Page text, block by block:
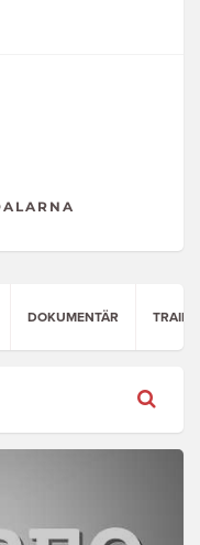
DOKUMENTÄR
Sök